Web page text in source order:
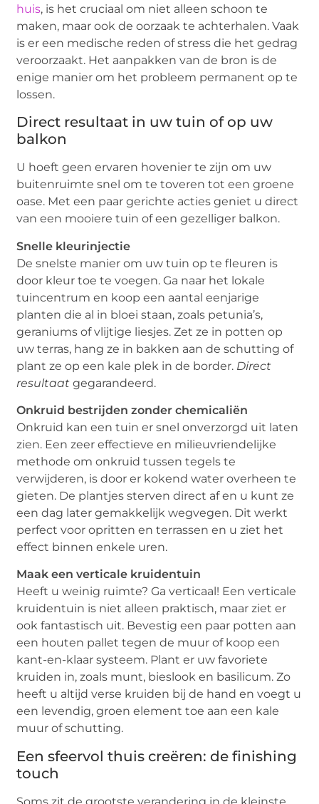
huis, is het cruciaal om niet alleen schoon te
maken, maar ook de oorzaak te achterhalen. Vaak
is er een medische reden of stress die het gedrag
veroorzaakt. Het aanpakken van de bron is de
enige manier om het probleem permanent op te
lossen.
Direct resultaat in uw tuin of op uw
balkon
U hoeft geen ervaren hovenier te zijn om uw
buitenruimte snel om te toveren tot een groene
oase. Met een paar gerichte acties geniet u direct
van een mooiere tuin of een gezelliger balkon.
Snelle kleurinjectie
De snelste manier om uw tuin op te fleuren is
door kleur toe te voegen. Ga naar het lokale
tuincentrum en koop een aantal eenjarige
planten die al in bloei staan, zoals petunia’s,
geraniums of vlijtige liesjes. Zet ze in potten op
uw terras, hang ze in bakken aan de schutting of
plant ze op een kale plek in de border. Direct
resultaat gegarandeerd.
Onkruid bestrijden zonder chemicaliën
Onkruid kan een tuin er snel onverzorgd uit laten
zien. Een zeer effectieve en milieuvriendelijke
methode om onkruid tussen tegels te
verwijderen, is door er kokend water overheen te
gieten. De plantjes sterven direct af en u kunt ze
een dag later gemakkelijk wegvegen. Dit werkt
perfect voor opritten en terrassen en u ziet het
effect binnen enkele uren.
Maak een verticale kruidentuin
Heeft u weinig ruimte? Ga verticaal! Een verticale
kruidentuin is niet alleen praktisch, maar ziet er
ook fantastisch uit. Bevestig een paar potten aan
een houten pallet tegen de muur of koop een
kant-en-klaar systeem. Plant er uw favoriete
kruiden in, zoals munt, bieslook en basilicum. Zo
heeft u altijd verse kruiden bij de hand en voegt u
een levendig, groen element toe aan een kale
muur of schutting.
Een sfeervol thuis creëren: de finishing
touch